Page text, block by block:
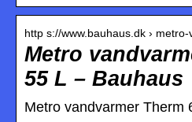
http s://www.bauhaus.dk ›
Metro
55 L – Bauhaus
Metro vandvarmer Therm